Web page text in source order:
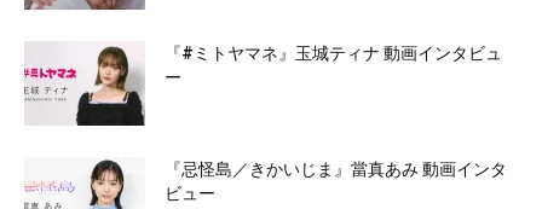
『#ミトヤマネ』玉城ティナ 動画インタビュ
ー
『忌怪島／きかいじま』當真あみ 動画インタ
ビュー